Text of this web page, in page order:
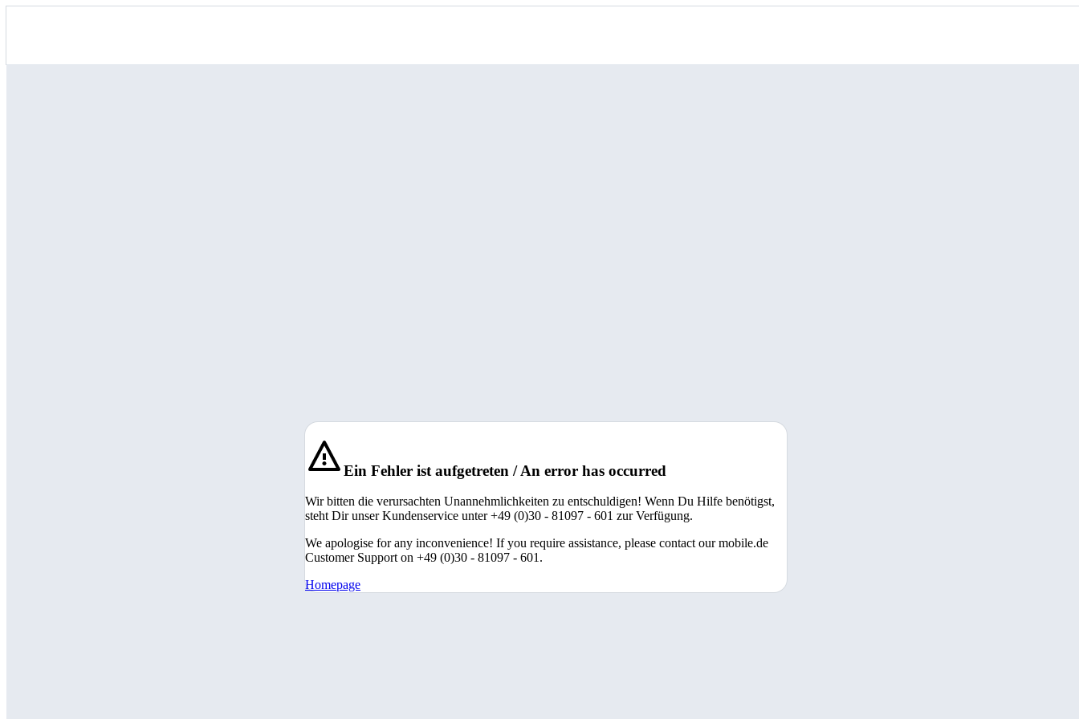
Ein Fehler ist aufgetreten / An error has occurred
Wir bitten die verursachten Unannehmlichkeiten zu entschuldigen! Wenn Du Hilfe benötigst,
steht Dir unser Kundenservice unter +49 (0)30 - 81097 - 601 zur Verfügung.
We apologise for any inconvenience! If you require assistance, please contact our mobile.de
Customer Support on +49 (0)30 - 81097 - 601.
Homepage